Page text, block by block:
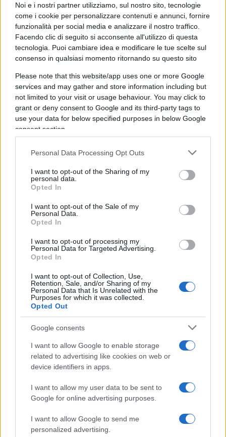
Noi e i nostri partner utilizziamo, sul nostro sito, tecnologie
come i cookie per personalizzare contenuti e annunci, fornire
funzionalità per social media e analizzare il nostro traffico.
Facendo clic di seguito si acconsente all'utilizzo di questa
tecnologia. Puoi cambiare idea e modificare le tue scelte sul
consenso in qualsiasi momento ritornando su questo sito
Please note that this website/app uses one or more Google
services and may gather and store information including but
not limited to your visit or usage behaviour. You may click to
grant or deny consent to Google and its third-party tags to
use your data for below specified purposes in below Google
consent section.
Personal Data Processing Opt Outs
I want to opt-out of the Sharing of my
personal data.
Opted In
I want to opt-out of the Sale of my
Personal Data.
Opted In
I want to opt-out of processing my
Personal Data for Targeted Advertising.
Opted In
I want to opt-out of Collection, Use,
Retention, Sale, and/or Sharing of my
Personal Data that Is Unrelated with the
Purposes for which it was collected.
Opted Out
Google consents
I want to allow Google to enable storage
related to advertising like cookies on web or
device identifiers in apps.
I want to allow my user data to be sent to
Google for online advertising purposes.
I want to allow Google to send me
personalized advertising.
Il potere della mano pubblica
Se passiamo in rassegna le politiche che sono
state fatte e che vengono ogni giorno fatte in
Italia, tanto a livello nazionale quanto a livello
regionale e locale, è facile vedere che la
grandissima parte di esse non sono liberali. Oggi
la mano pubblica assorbe oltre il 50 per cento
di quanto viene prodotto. Non solo. La mano
pubblica regolamenta pesantemente quello che
rimane ai cittadini, in modo che la libertà di scelta
utilizzando le risorse rimaste è molto limitata.
fare ogni giorno leggi che limitano principi
fondamentali della civiltà occidentale, come la
libertà di espressione, la libertà dei media, la
libertà di insegnamento, la libertà di ricerca. Ogni
nel nome del perseguimento e della tutela di un
supposto “bene comune”. Ma in una democrazia
liberale il “bene comune” può soltanto derivare
Se non si capisce questo, non si capisce nulla né
del “bene comune” né della libertà.
Il vero paradosso è che questa continua
restrizione della libertàa cui stiamo assistendo
si accompagna ad un moltiplicarsi di forze